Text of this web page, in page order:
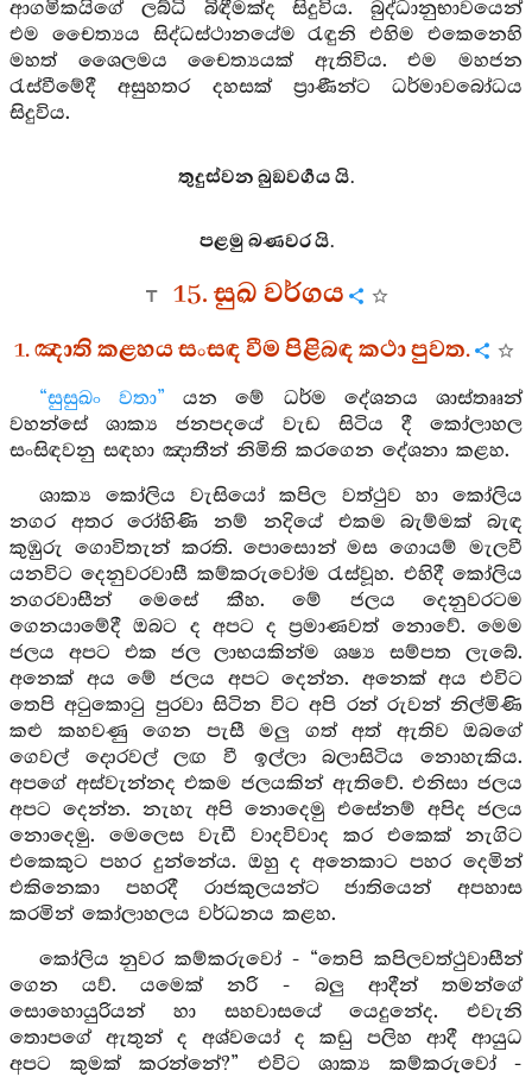
ආගමිකයිගේ ලබ්ධි බිඳීමක්ද සිදුවිය. බුද්ධානුභාවයෙන්
එම චෛත්‍යය සිද්ධස්ථානයේම රැඳුනි එහිම එකෙනෙහි
මහත් ශෛලමය චෛත්‍යයක් ඇතිවිය. එම මහජන
රැස්වීමේදී අසුහතර දහසක් ප්‍රාණීන්ට ධර්මාවබෝධය
සිදුවිය.
තුදුස්වන බුඞවර්‍ගය යි.
පළමු බණවර යි.
15. සුඛ වර්ගය
1. ඤාති කළහය සංසඳ වීම පිළිබඳ කථා පුවත.
“සුසුඛං වතා” යන මේ ධර්ම දේශනය ශාස්තෲන්
වහන්සේ ශාක්‍ය ජනපදයේ වැඩ සිටිය දී කෝලාහල
සංසිඳවනු සඳහා ඤාතීන් නිමිති කරගෙන දේශනා කළහ.
ශාක්‍ය කෝලිය වැසියෝ කපිල වත්ථුව හා කෝලිය
නගර අතර රෝහිණි නම් නදියේ එකම බැම්මක් බැඳ
කුඹුරු ගොවිතැන් කරති. පොසොන් මස ගොයම් මැලවී
යනවිට දෙනුවරවාසී කම්කරුවෝම රැස්වූහ. එහිදී කෝලිය
නගරවාසීන් මෙසේ කීහ. මේ ජලය දෙනුවරටම
ගෙනයාමේදී ඔබට ද අපට ද ප්‍රමාණවත් නොවේ. මෙම
ජලය අපට එක ජල ලාභයකින්ම ශෂ්‍ය සම්පත ලැබේ.
අනෙක් අය මේ ජලය අපට දෙන්න. අනෙක් අය එවිට
තෙපි අටුකොටු පුරවා සිටින විට අපි රන් රුවන් නිල්මිණි
කළු කහවණු ගෙන පැසී මලු ගත් අත් ඇතිව ඔබගේ
ගෙවල් දොරවල් ලඟ වී ඉල්ලා බලාසිටිය නොහැකිය.
අපගේ අස්වැන්නද එකම ජලයකින් ඇතිවේ. එනිසා ජලය
අපට දෙන්න. නැහැ අපි නොදෙමු එසේනම් අපිද ජලය
නොදෙමු. මෙලෙස වැඩී වාදවිවාද කර එකෙක් නැගිට
එකෙකුට පහර දුන්නේය. ඔහු ද අනෙකාට පහර දෙමින්
එකිනෙකා පහරදී රාජකුලයන්ට ජාතියෙන් අපහාස
කරමින් කෝලාහලය වර්ධනය කළහ.
කෝලිය නුවර කම්කරුවෝ - “තෙපි කපිලවත්ථුවාසීන්
ගෙන යව්. යමෙක් නරි - බලු ආදීන් තමන්ගේ
සොහොයුරියන් හා සහවාසයේ යෙදුනේද. එවැනි
තොපගේ ඇතුන් ද අශ්වයෝ ද කඩු පලිහ ආදී ආයුධ
අපට කුමක් කරන්නේ?” එවිට ශාක්‍ය කම්කරුවෝ -